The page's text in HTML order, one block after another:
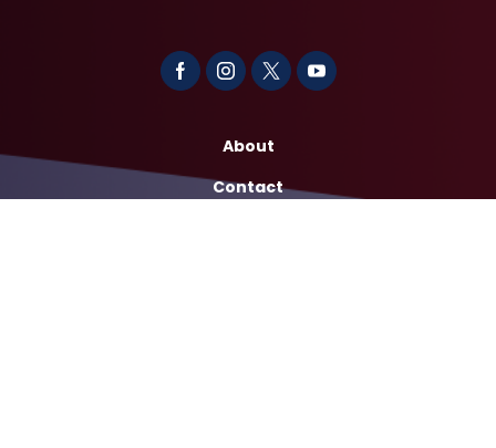
About
Contact